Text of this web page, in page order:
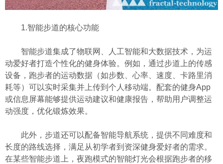
1.智能步道的核心功能
智能步道集成了物联网、人工智能和大数据技术，为运
动爱好者打造个性化的健身体验。例如，通过步道上的传感
设备，跑步者的运动数据（如步数、心率、速度、卡路里消
耗等）可以实时采集并上传到个人移动端。配套的健身App
或信息屏幕能够提供运动建议和健康报告，帮助用户调整运
动强度，优化锻炼效果。
此外，步道还可以配备智能导航系统，提供不同难度和
长度的路线选择，满足从初学者到资深健身爱好者的需求。
在某些智能步道上，夜跑模式的智能灯光会根据跑步者的移